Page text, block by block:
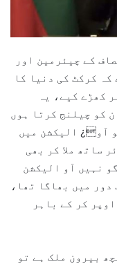
کے چیئرمین اور
کرکٹ کی دنیا کا
کھڑے کیے، یہ
کو چیلنج کرتا ہوں
آو¿ الیکشن میں
ساتھ ملا کر بھی
نہیں آو الیکشن
میں بھاگا تھا،
کر کے باہر
بیرون ملک ہے تو